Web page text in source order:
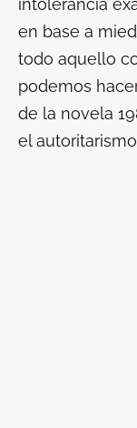
en base a
todo aquello
podemos
de la novela
el